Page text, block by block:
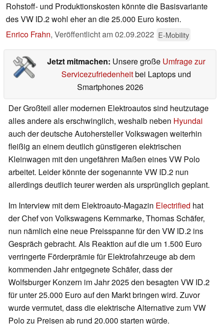
Rohstoff- und Produktionskosten könnte die Basisvariante
des VW ID.2 wohl eher an die 25.000 Euro kosten.
Enrico Frahn, Veröffentlicht am02.09.2022 E-Mobility
Jetzt mitmachen: Unsere große Umfrage zur
Servicezufriedenheitbei Laptops und
Smartphones 2026
Der Großteil aller modernen Elektroautos sind heutzutage
alles andere als erschwinglich, weshalb neben Hyundai
auch der deutsche Autohersteller Volkswagen weiterhin
fleißig an einem deutlich günstigeren elektrischen
Kleinwagen mit den ungefähren Maßen eines VW Polo
arbeitet. Leider könnte der sogenannte VW ID.2 nun
allerdings deutlich teurer werden als ursprünglich geplant.
Im Interview mit dem Elektroauto-Magazin Electrified hat
der Chef von Volkswagens Kernmarke, Thomas Schäfer,
nun nämlich eine neue Preisspanne für den VW ID.2 ins
Gespräch gebracht. Als Reaktion auf die um 1.500 Euro
verringerte Förderprämie für Elektrofahrzeuge ab dem
kommenden Jahr entgegnete Schäfer, dass der
Wolfsburger Konzern im Jahr 2025 den besagten VW ID.2
für unter 25.000 Euro auf den Markt bringen wird. Zuvor
wurde vermutet, dass die elektrische Alternative zum VW
Polo zu Preisen ab rund 20.000 starten würde.